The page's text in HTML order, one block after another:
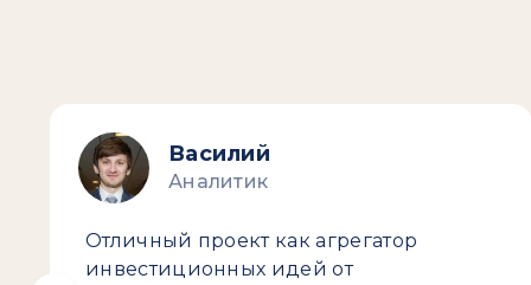
Василий
Аналитик
Отличный проект как агрегатор
инвестиционных идей от